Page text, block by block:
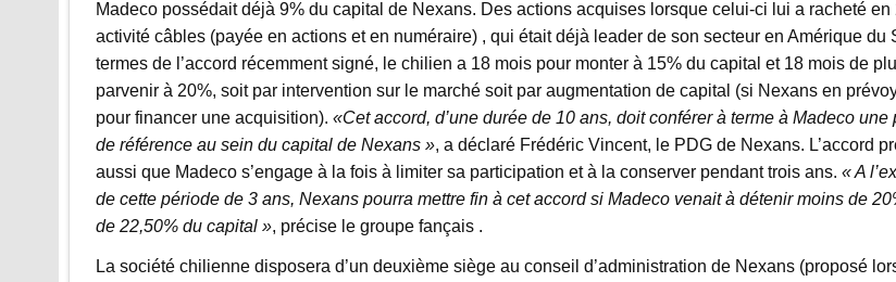
Madeco possédait déjà 9% du capital de Nexans. Des actions acquises lorsque celui-ci lui a racheté en
activité câbles (payée en actions et en numéraire) , qui était déjà leader de son secteur en Amérique du
termes de l’accord récemment signé, le chilien a 18 mois pour monter à 15% du capital et 18 mois de
parvenir à 20%, soit par intervention sur le marché soit par augmentation de capital (si Nexans en
pour financer une acquisition).«Cet accord, d’une durée de 10 ans, doit conférer à terme à Madeco une
de référence au sein du capital de Nexans », a déclaré Frédéric Vincent, le PDG de Nexans. L’accord
aussi que Madeco s’engage à la fois à limiter sa participation et à la conserver pendant trois ans.« A
de cette période de 3 ans, Nexans pourra mettre fin à cet accord si Madeco venait à détenir moins de
de 22,50% du capital », précise le groupe fançais .
La société chilienne disposera d’un deuxième siège au conseil d’administration de Nexans (proposé